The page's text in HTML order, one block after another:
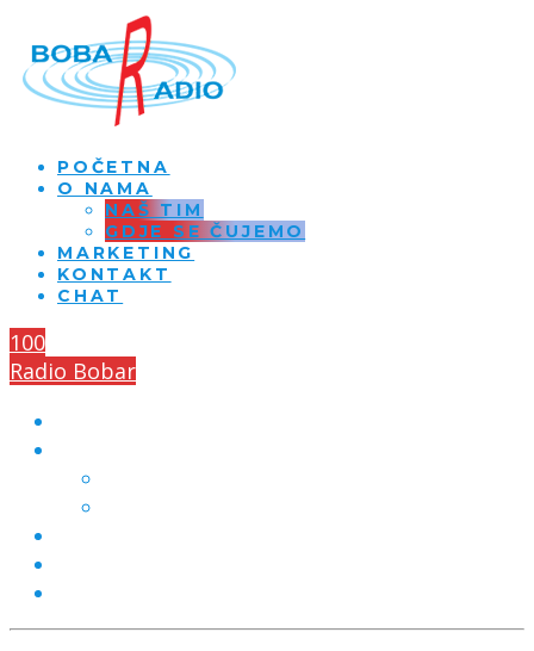
POČETNA
O NAMA
NAŠ TIM
GDJE SE ČUJEMO
MARKETING
KONTAKT
CHAT
100
Radio Bobar